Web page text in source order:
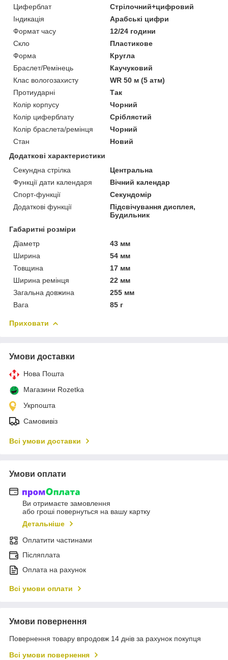
Циферблат
Стрілочний+цифровий
Індикація
Арабські цифри
Формат часу
12/24 години
Скло
Пластикове
Форма
Кругла
Браслет/Ремінець
Каучуковий
Клас вологозахисту
WR 50 м (5 атм)
Протиударні
Так
Колір корпусу
Чорний
Колір циферблату
Сріблястий
Колір браслета/ремінця
Чорний
Стан
Новий
Додаткові характеристики
Секундна стрілка
Центральна
Функції дати календаря
Вічний календар
Спорт-функції
Секундомір
Додаткові функції
Підсвічування дисплея,
Будильник
Габаритні розміри
Діаметр
43 мм
Ширина
54 мм
Товщина
17 мм
Ширина ремінця
22 мм
Загальна довжина
255 мм
Вага
85 г
Приховати
Умови доставки
Нова Пошта
Магазини Rozetka
Укрпошта
Самовивіз
Всі умови доставки
Умови оплати
Ви отримаєте замовлення
або гроші повернуться на вашу картку
Детальніше
Оплатити частинами
Післяплата
Оплата на рахунок
Всі умови оплати
Умови повернення
Повернення товару впродовж 14 днів за рахунок покупця
Всі умови повернення